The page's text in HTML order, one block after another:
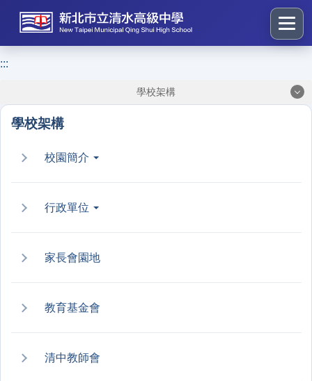
到
塊
:::
學校架構
學校架構
校園簡介
行政單位
家長會園地
教育基金會
清中教師會